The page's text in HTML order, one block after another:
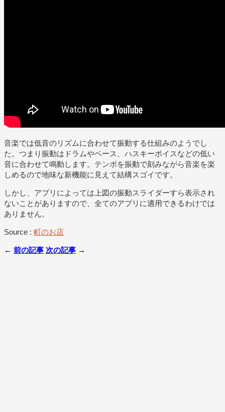
音楽では低音のリズムに合わせて振動する仕組みのようでし
た。つまり振動はドラムやベース、ハスキーボイスなどの低い
音に合わせて鳴動します。テンポを振動で刻みながら音楽を楽
しめるので地味な新機能に見えて結構スゴイです。
しかし、アプリによっては上図の振動スライダーすら表示され
ないことがありますので、全てのアプリに適用できるわけでは
ありません。
Source : 町のお店
← 前の記事 次の記事 →